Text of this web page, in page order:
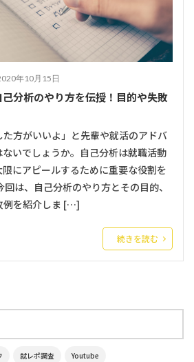
年10月15日
分析のやり方を伝授！目的や失敗
方がいいよ」と先輩や就活のアドバ
いでしょうか。自己分析は就職活動
にアピールするために重要な役割を
は、自己分析のやり方とその目的、
例を紹介しま […]
続きを読む
就レポ調査 Youtube